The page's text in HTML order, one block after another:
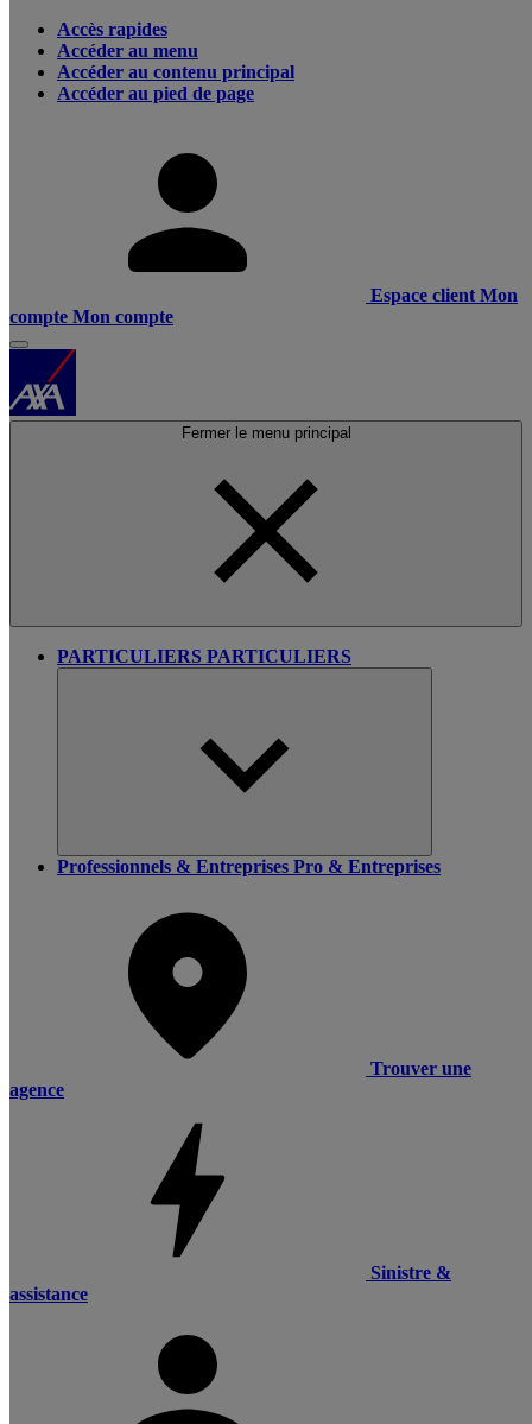
Accès rapides
Accéder au menu
Accéder au contenu principal
Accéder au pied de page
Espace client Mon
compte Mon compte
Fermer le menu principal
PARTICULIERS PARTICULIERS
Professionnels & Entreprises Pro & Entreprises
Trouver une
agence
Sinistre &
assistance